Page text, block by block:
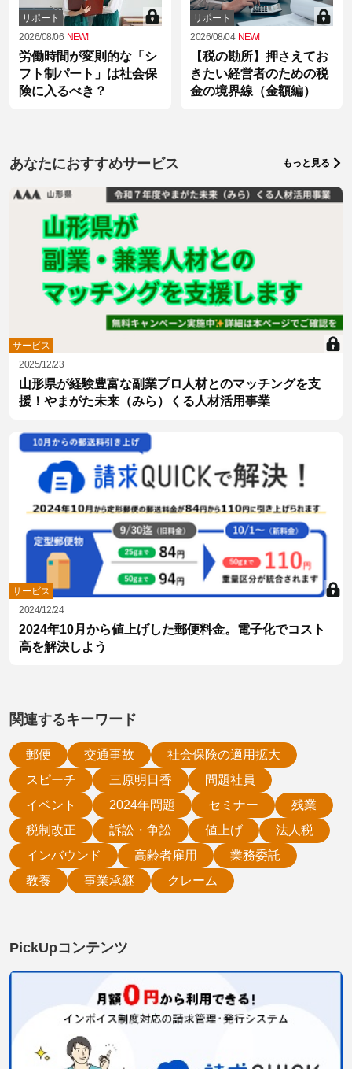
リポート
2026/08/06 NEW!
労働時間が変則的な「シ
フト制パート」は社会保
険に入るべき？
リポート
2026/08/04 NEW!
【税の勘所】押さえてお
きたい経営者のための税
金の境界線（金額編）
あなたにおすすめサービス もっと見る
サービス
2025/12/23
山形県が経験豊富な副業プロ人材とのマッチングを支
援！やまがた未来（みら）くる人材活用事業
サービス
2024/12/24
2024年10月から値上げした郵便料金。電子化でコスト
高を解決しよう
関連するキーワード
郵便 交通事故
社会保険の適用拡大
スピーチ
三原明日香
問題社員
イベント
2024年問題 セミナー
残業
税制改正
訴訟・争訟 値上げ
法人税
インバウンド
高齢者雇用
業務委託
教養
事業承継 クレーム
PickUpコンテンツ